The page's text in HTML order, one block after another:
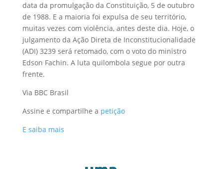
data da promulgação da Constituição, 5 de outubro
de 1988. E a maioria foi expulsa de seu território,
muitas vezes com violência, antes deste dia. Hoje, o
julgamento da Ação Direta de Inconstitucionalidade
(ADI) 3239 será retomado, com o voto do ministro
Edson Fachin. A luta quilombola segue por outra
frente.
Via BBC Brasil
Assine e compartilhe a petição
E saiba mais